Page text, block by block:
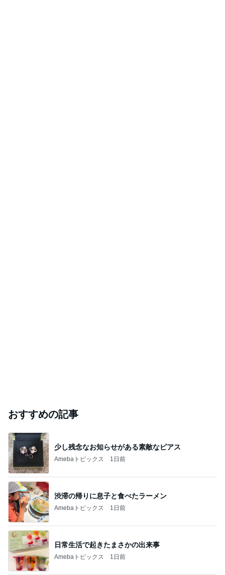
おすすめの記事
少し残念なお知らせがある素敵なピアス
Amebaトピックス 1日前
渋滞の帰りに息子と食べたラーメン
Amebaトピックス 1日前
日常生活で起きたまさかの出来事
Amebaトピックス 1日前